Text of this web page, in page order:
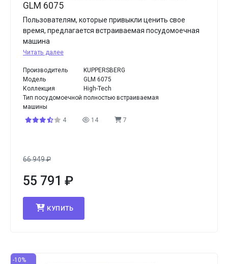
GLM 6075
Пользователям, которые привыкли ценить свое
время, предлагается встраиваемая посудомоечная
машина
Читать далее
Производитель
KUPPERSBERG
Модель
GLM 6075
Коллекция
High-Tech
Тип посудомоечной
машины
полностью встраиваемая
4 14 7
66 949₽
55 791 ₽
КУПИТЬ
-10%